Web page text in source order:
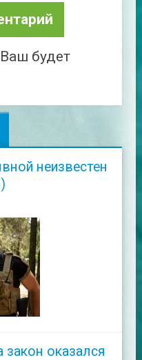
будет
неизвестен
закон оказался